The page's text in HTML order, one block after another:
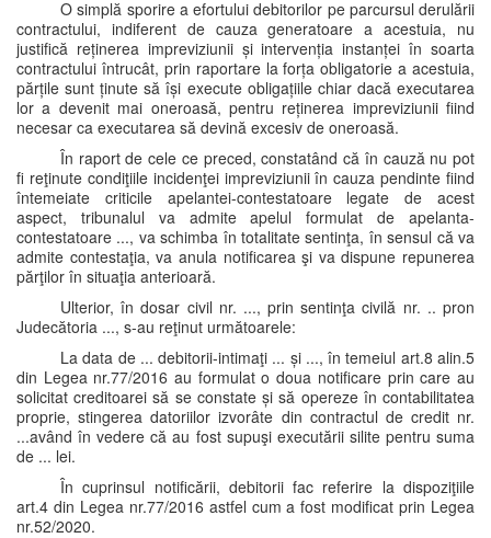
O simplă sporire a efortului debitorilor pe parcursul derulării
contractului, indiferent de cauza generatoare a acestuia, nu
justifică reținerea impreviziunii și intervenția instanței în soarta
contractului întrucât, prin raportare la forța obligatorie a acestuia,
părțile sunt ținute să își execute obligațiile chiar dacă executarea
lor a devenit mai oneroasă, pentru reținerea impreviziunii fiind
necesar ca executarea să devină excesiv de oneroasă.
În raport de cele ce preced, constatând că în cauză nu pot
fi reţinute condiţiile incidenţei impreviziunii în cauza pendinte fiind
întemeiate criticile apelantei-contestatoare legate de acest
aspect, tribunalul va admite apelul formulat de apelanta-
contestatoare ..., va schimba în totalitate sentinţa, în sensul că va
admite contestaţia, va anula notificarea şi va dispune repunerea
părţilor în situaţia anterioară.
Ulterior, în dosar civil nr. ..., prin sentinţa civilă nr. .. pron
Judecătoria ..., s-au reţinut următoarele:
La data de ... debitorii-intimaţi ... și ..., în temeiul art.8 alin.5
din Legea nr.77/2016 au formulat o doua notificare prin care au
solicitat creditoarei să se constate și să opereze în contabilitatea
proprie, stingerea datoriilor izvorâte din contractul de credit nr.
...având în vedere că au fost supuşi executării silite pentru suma
de ... lei.
În cuprinsul notificării, debitorii fac referire la dispoziţiile
art.4 din Legea nr.77/2016 astfel cum a fost modificat prin Legea
nr.52/2020.